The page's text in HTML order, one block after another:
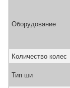
Оборудование
Количество колес
Тип ши